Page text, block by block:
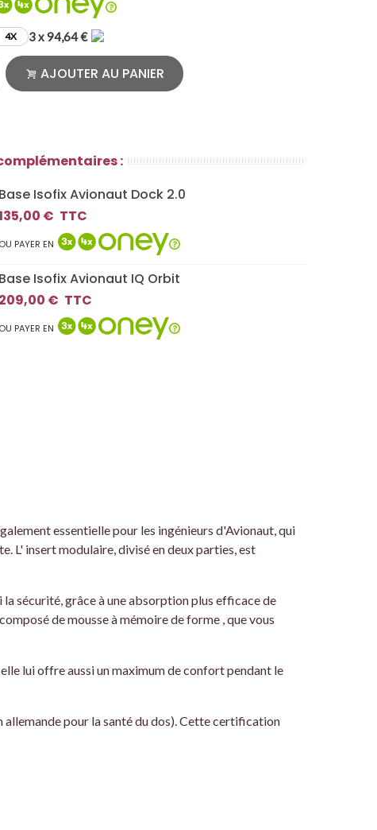
4X 3 x 94,64 €
AJOUTER AU PANIER
:
Base Isofix Avionaut Dock 2.0
€ TTC
OU PAYER EN
Base Isofix Avionaut IQ Orbit
209,00 € TTC
OU PAYER EN
essentielle pour les ingénieurs d'Avionaut, qui
L' insert modulaire, divisé en deux parties, est
sécurité, grâce à une absorption plus efficace de
de mousse à mémoire de forme , que vous
lui offre aussi un maximum de confort pendant le
pour la santé du dos). Cette certification